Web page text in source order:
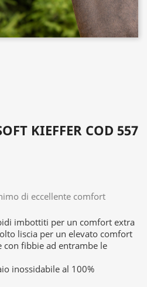
KIEFFER COD 557
di eccellente comfort
imbottiti per un comfort extra
liscia per un elevato comfort
con fibbie ad entrambe le
inossidabile al 100%